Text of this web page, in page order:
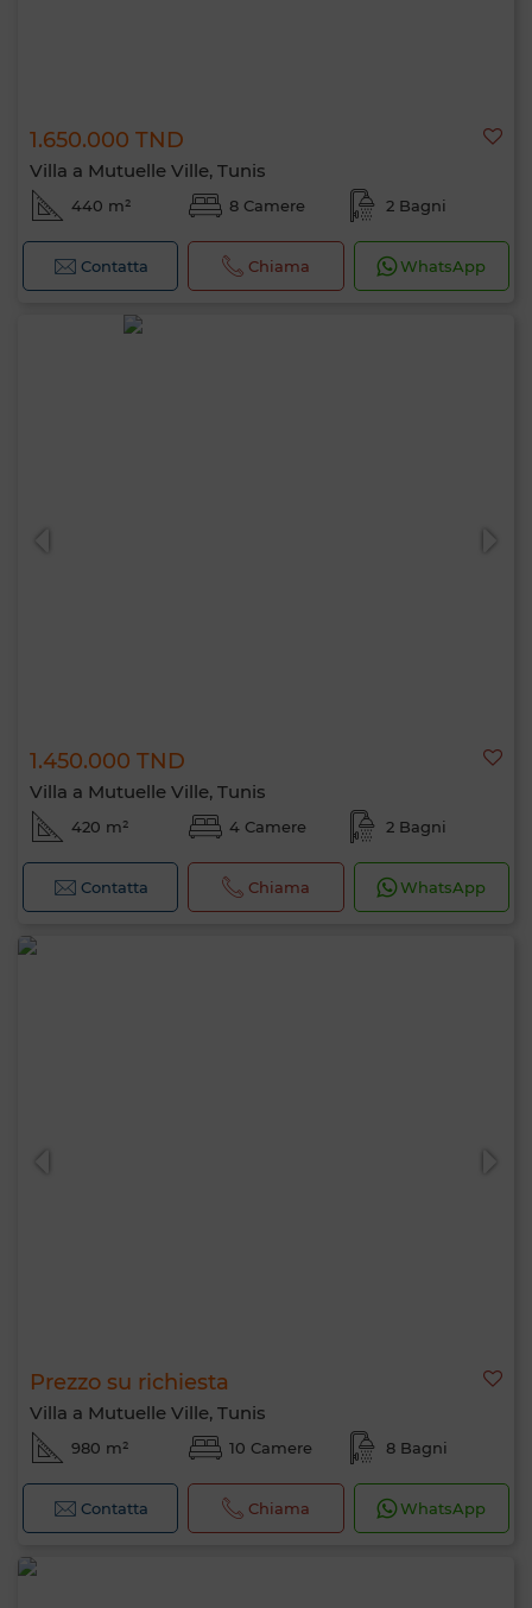
1.650.000 TND
Villa a Mutuelle Ville, Tunis
440 m² 8 Camere 2 Bagni
Contatta Chiama WhatsApp
1.450.000 TND
Villa a Mutuelle Ville, Tunis
420 m² 4 Camere 2 Bagni
Contatta Chiama WhatsApp
Prezzo su richiesta
Villa a Mutuelle Ville, Tunis
980 m² 10 Camere 8 Bagni
Contatta Chiama WhatsApp